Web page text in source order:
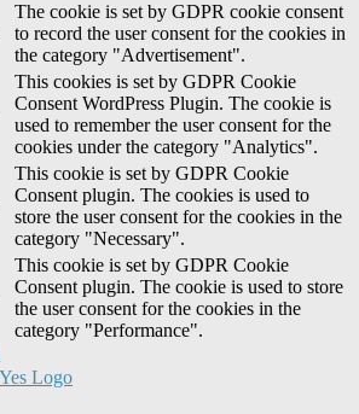
The cookie is set by GDPR cookie consent
to record the user consent for the cookies in
the category "Advertisement".
This cookies is set by GDPR Cookie
Consent WordPress Plugin. The cookie is
used to remember the user consent for the
cookies under the category "Analytics".
This cookie is set by GDPR Cookie
Consent plugin. The cookies is used to
store the user consent for the cookies in the
category "Necessary".
This cookie is set by GDPR Cookie
Consent plugin. The cookie is used to store
the user consent for the cookies in the
category "Performance".